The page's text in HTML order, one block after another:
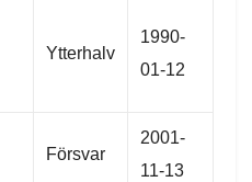
Ytterhalv
1990-
01-12
Försvar
2001-
11-13